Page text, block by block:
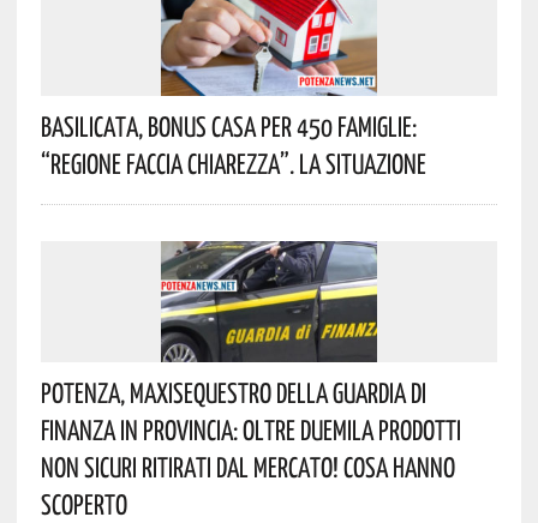
Basilicata, Bonus Casa Per 450 Famiglie:
“Regione Faccia Chiarezza”. La Situazione
Potenza, Maxisequestro Della Guardia Di
Finanza In Provincia: Oltre Duemila Prodotti
Non Sicuri Ritirati Dal Mercato! Cosa Hanno
Scoperto